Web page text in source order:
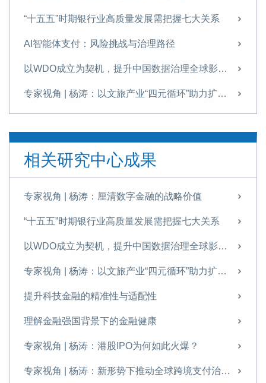
“十五五”时期银行业高质量发展需把握七大关系
AI智能体支付：风险挑战与治理路径
以WDO成立为契机，提升中国数据治理全球影响力
专家视角 | 杨涛：以文旅产业“四元循环”助力扩内需
提升科技金融的精准性与适配性
理解金融强国背景下的金融健康
专家视角 | 杨涛：港股IPO为何如此火爆？
“十四五”科技金融发展成就回顾与展望
新形势下推动数字金融变革的重点分析
专访杨涛：金融“五篇大文章”不能“各写各的”
相关研究中心成果
专家视角 | 杨涛：厘清数字金融的战略价值
“十五五”时期银行业高质量发展需把握七大关系
以WDO成立为契机，提升中国数据治理全球影响力
专家视角 | 杨涛：以文旅产业“四元循环”助力扩内需
提升科技金融的精准性与适配性
理解金融强国背景下的金融健康
专家视角 | 杨涛：港股IPO为何如此火爆？
专家视角 | 杨涛：新形势下推动全球跨境支付治理的思考